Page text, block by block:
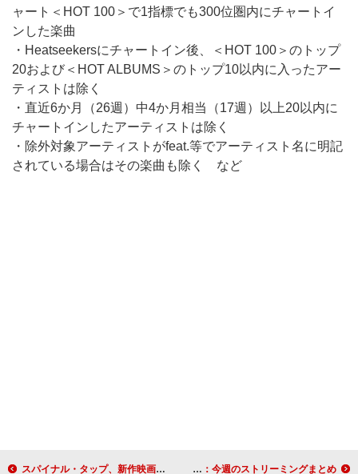
ャート＜HOT 100＞で1指標でも300位圏内にチャートイ
ンした楽曲
・Heatseekersにチャートイン後、＜HOT 100＞のトップ
20および＜HOT ALBUMS＞のトップ10以内に入ったアー
ティストは除く
・直近6か月（26週）中4か月相当（17週）以上20以内に
チャートインしたアーティストは除く
・除外対象アーティストがfeat.等でアーティスト名に明記
されている場合はその楽曲も除く など
スパイナル・タップ、新作映画よりエルトン・ジョンとタッグを組んだ「ストーンヘンジ」新ver.公開 あいみょん／ミセス／サウシー／ヒゲダン／ミスチルがマイルストーン突破：今週のストリーミングまとめ